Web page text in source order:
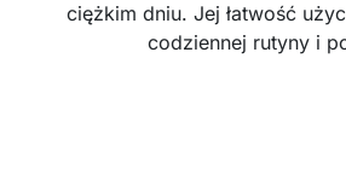
ciężkim dniu. Jej łatwość
codziennej rutyny i